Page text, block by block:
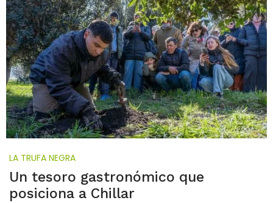
LA TRUFA NEGRA
Un tesoro gastronómico que
posiciona a Chillar